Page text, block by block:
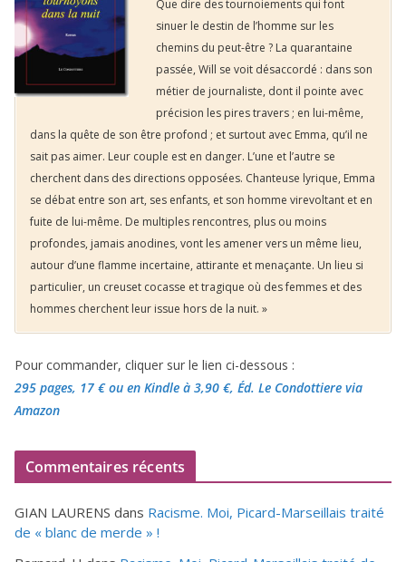
Que dire des tournoiements qui font
sinuer le destin de l’homme sur les
chemins du peut-être ? La quarantaine
passée, Will se voit désaccordé : dans son
métier de journaliste, dont il pointe avec
précision les pires travers ; en lui-même,
dans la quête de son être profond ; et surtout avec Emma, qu’il ne
sait pas aimer. Leur couple est en danger. L’une et l’autre se
cherchent dans des directions opposées. Chanteuse lyrique, Emma
se débat entre son art, ses enfants, et son homme virevoltant et en
fuite de lui-même. De multiples rencontres, plus ou moins
profondes, jamais anodines, vont les amener vers un même lieu,
autour d’une flamme incertaine, attirante et menaçante. Un lieu si
particulier, un creuset cocasse et tragique où des femmes et des
hommes cherchent leur issue hors de la nuit. »
Pour commander, cliquer sur le lien ci-dessous :
295 pages, 17 €ou en Kindle à 3,90 €, Éd. Le Condottiere via
Amazon
Commentaires récents
GIAN LAURENS dans Racisme. Moi, Picard-Marseillais traité
de « blanc de merde » !